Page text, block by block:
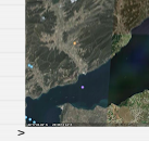
>